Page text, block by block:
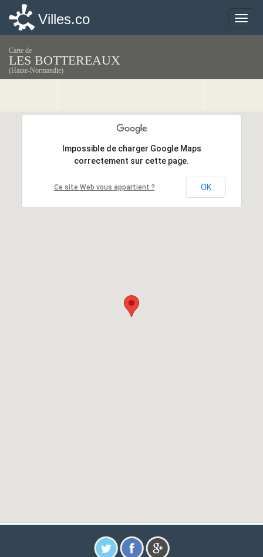
Toggle
Villes.co
Carte de
LES BOTTEREAUX
(Haute-Normandie)
Impossible de charger Google Maps
correctement sur cette page.
Ce site Web vous appartient ? OK
Impossible de charger Google Maps
correctement sur cette page.
Ce site Web vous appartient ? OK
Toggle
Villes.co